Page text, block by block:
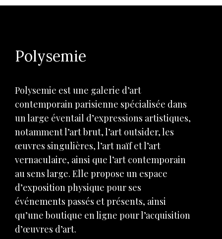
Polysemie
Polysemie est une galerie d’art
contemporain parisienne spécialisée dans
un large éventail d’expressions artistiques,
notamment l’art brut, l’art outsider, les
œuvres singulières, l’art naïf et l’art
vernaculaire, ainsi que l’art contemporain
au sens large. Elle propose un espace
d’exposition physique pour ses
événements passés et présents, ainsi
qu’une boutique en ligne pour l’acquisition
d’œuvres d’art.